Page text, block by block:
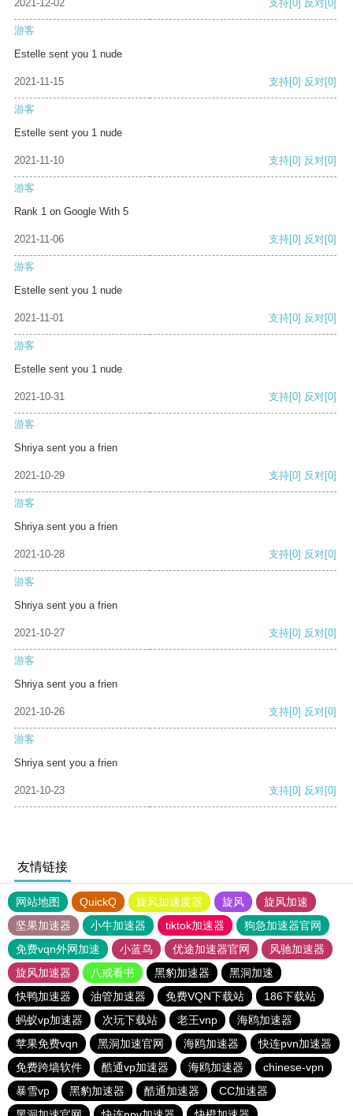
2021-12-02 支持[0] 反对[0]
游客
Estelle sent you 1 nude
2021-11-15 支持[0] 反对[0]
游客
Estelle sent you 1 nude
2021-11-10 支持[0] 反对[0]
游客
Rank 1 on Google With 5
2021-11-06 支持[0] 反对[0]
游客
Estelle sent you 1 nude
2021-11-01 支持[0] 反对[0]
游客
Estelle sent you 1 nude
2021-10-31 支持[0] 反对[0]
游客
Shriya sent you a frien
2021-10-29 支持[0] 反对[0]
游客
Shriya sent you a frien
2021-10-28 支持[0] 反对[0]
游客
Shriya sent you a frien
2021-10-27 支持[0] 反对[0]
游客
Shriya sent you a frien
2021-10-26 支持[0] 反对[0]
游客
Shriya sent you a frien
2021-10-23 支持[0] 反对[0]
友情链接
网站地图 QuickQ 旋风加速度器 旋风
旋风加速
坚果加速器
小牛加速器 tiktok加速器
狗急加速器官网
免费vqn外网加速
小蓝鸟 优途加速器官网
风驰加速器
旋风加速器
八戒看书 黑豹加速器
黑洞加速
快鸭加速器
油管加速器 免费VQN下载站
186下载站
蚂蚁vp加速器
次玩下载站 老王vnp
海鸥加速器
苹果免费vqn
黑洞加速官网 海鸥加速器
快连pvn加速器
免费跨墙软件
酷通vp加速器 海鸥加速器
chinese-vpn
暴雪vp
黑豹加速器 酷通加速器
CC加速器